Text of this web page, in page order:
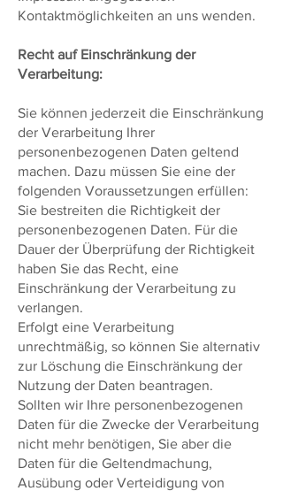
Kontaktmöglichkeiten an uns wenden.
Recht auf Einschränkung der
Verarbeitung:
Sie können jederzeit die Einschränkung
der Verarbeitung Ihrer
personenbezogenen Daten geltend
machen. Dazu müssen Sie eine der
folgenden Voraussetzungen erfüllen:
Sie bestreiten die Richtigkeit der
personenbezogenen Daten. Für die
Dauer der Überprüfung der Richtigkeit
haben Sie das Recht, eine
Einschränkung der Verarbeitung zu
verlangen.
Erfolgt eine Verarbeitung
unrechtmäßig, so können Sie alternativ
zur Löschung die Einschränkung der
Nutzung der Daten beantragen.
Sollten wir Ihre personenbezogenen
Daten für die Zwecke der Verarbeitung
nicht mehr benötigen, Sie aber die
Daten für die Geltendmachung,
Ausübung oder Verteidigung von